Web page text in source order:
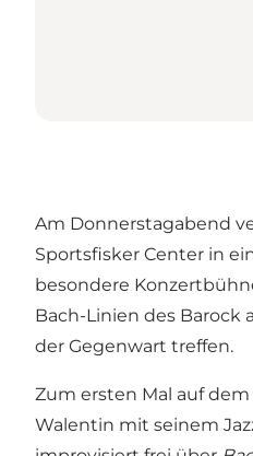
Am Donnerstagabend
Sportsfisker Center in
besondere
Bach-Linien des Barock
der Gegenwart treffen.
Zum ersten Mal auf
Walentin mit seinem